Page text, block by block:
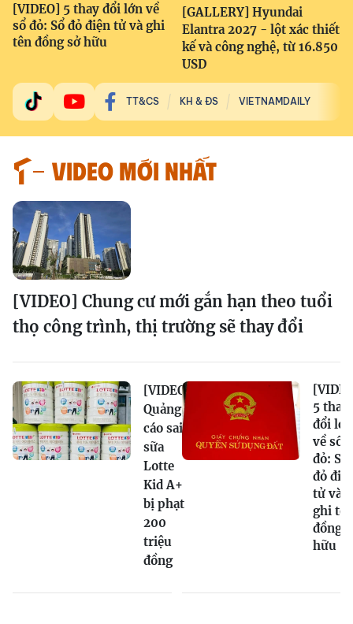
[VIDEO] 5 thay đổi lớn về
sổ đỏ: Sổ đỏ điện tử và ghi
tên đồng sở hữu
[GALLERY] Hyundai
Elantra 2027 - lột xác thiết
kế và công nghệ, từ 16.850
USD
TT&CS KH & ĐS VIETNAMDAILY
VIDEO MỚI NHẤT
[VIDEO] Chung cư mới gắn hạn theo tuổi
thọ công trình, thị trường sẽ thay đổi
[VIDEO]
Quảng
cáo sai
sữa
Lotte
Kid A+
bị phạt
200
triệu
đồng
5 thay
đổi lớn
về sổ
đỏ: Sổ
đỏ
tử và
ghi tên
đồng
hữu